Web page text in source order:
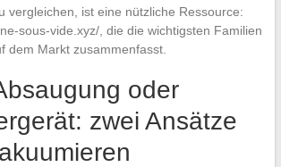
vergleichen, ist eine nützliche Ressource:
sous-vide.xyz/, die die wichtigsten Familien
dem Markt zusammenfasst.
oder
zwei Ansätze